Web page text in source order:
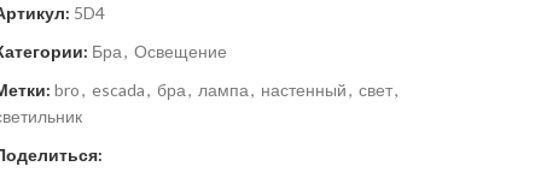
5D4
Бра, Освещение
bro, escada, бра, лампа, настенный, свет,